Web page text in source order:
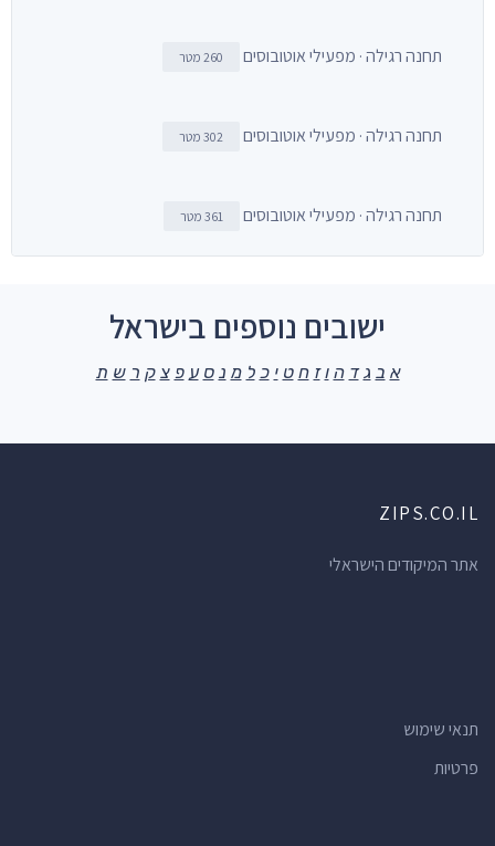
תחנה רגילה · מפעילי אוטובוסים 260 מטר
תחנה רגילה · מפעילי אוטובוסים 302 מטר
תחנה רגילה · מפעילי אוטובוסים 361 מטר
ישובים נוספים בישראל
א ב ג ד ה ו ז ח ט י כ ל מ נ ס ע פ צ ק ר ש ת
ZIPS.CO.IL
אתר המיקודים הישראלי
תנאי שימוש
פרטיות